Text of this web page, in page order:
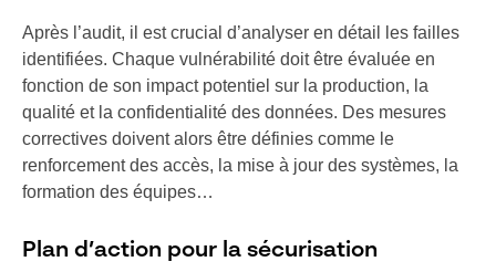
Après l’audit, il est crucial d’analyser en détail les failles
identifiées. Chaque vulnérabilité doit être évaluée en
fonction de son impact potentiel sur la production, la
qualité et la confidentialité des données. Des mesures
correctives doivent alors être définies comme le
renforcement des accès, la mise à jour des systèmes, la
formation des équipes…
Plan d’action pour la sécurisation